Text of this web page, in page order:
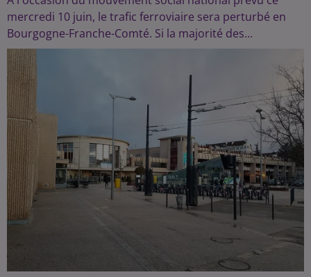
mercredi 10 juin, le trafic ferroviaire sera perturbé en
Bourgogne-Franche-Comté. Si la majorité des...